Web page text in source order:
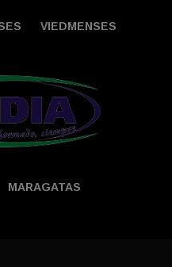
VIEDMENSES
MARAGATAS